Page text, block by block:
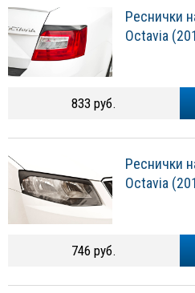
Реснички
Octavia
833 руб.
Реснички
Octavia
746 руб.